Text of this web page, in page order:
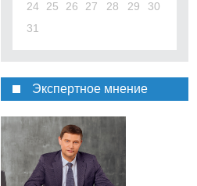
24
25 26 27 28 29
30
31
Экспертное мнение